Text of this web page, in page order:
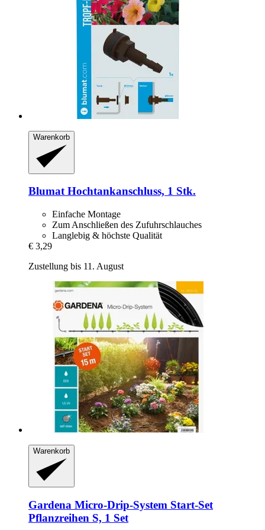
Warenkorb
BlumatHochtankanschluss, 1 Stk.
Einfache Montage
Zum Anschließen des Zufuhrschlauches
Langlebig & höchste Qualität
€ 3,29
Zustellung bis 11. August
Warenkorb
Gardena Micro-​Drip-​System Start-​Set
Pflanzreihen S, 1 Set